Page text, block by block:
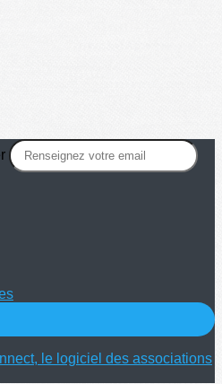
le logiciel des associations